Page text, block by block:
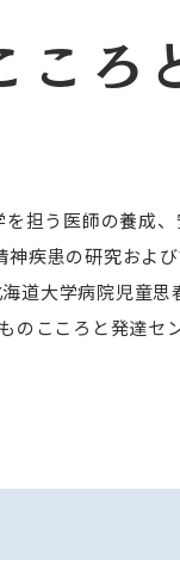
ころ
担う医師の養成
疾患の研究およ
道大学病院児童
のこころと発達セ